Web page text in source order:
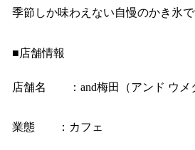
季節しか味わえない自慢のかき氷で
■店舗情報
店舗名 ：and梅田（アンド ウメ
業態 ：カフェ